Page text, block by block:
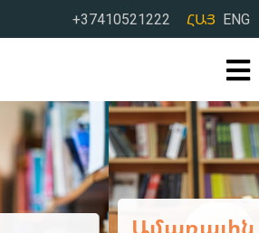
+37410521222 ՀԱՅ ENG